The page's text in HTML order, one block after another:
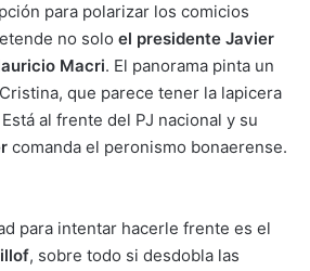
para polarizar los comicios
no solo el presidente Javier
Macri. El panorama pinta un
que parece tener la lapicera
al frente del PJ nacional y su
comanda el peronismo bonaerense.
para intentar hacerle frente es el
, sobre todo si desdobla las